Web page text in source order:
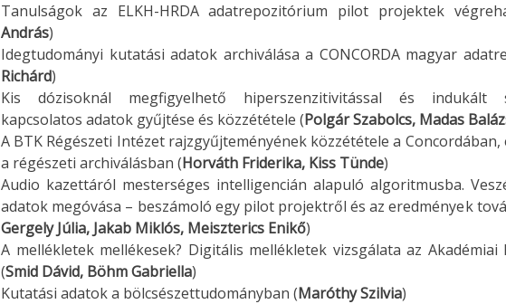
Tanulságok az ELKH-HRDA adatrepozitórium pilot projektek
András)
Idegtudományi kutatási adatok archiválása a CONCORDA magyar
Richárd)
Kis dózisoknál megfigyelhető hiperszenzitivitással és indukált
kapcsolatos adatok gyűjtése és közzététele (Polgár Szabolcs, Madas
A BTK Régészeti Intézet rajzgyűjteményének közzététele a
a régészeti archiválásban (Horváth Friderika, Kiss Tünde)
Audio kazettáról mesterséges intelligencián alapuló algoritmusba.
adatok megóvása – beszámoló egy pilot projektről és az eredmények
Gergely Júlia, Jakab Miklós, Meiszterics Enikő)
A mellékletek mellékesek? Digitális mellékletek vizsgálata az
(Smid Dávid, Böhm Gabriella)
Kutatási adatok a bölcsészettudományban (Maróthy Szilvia)